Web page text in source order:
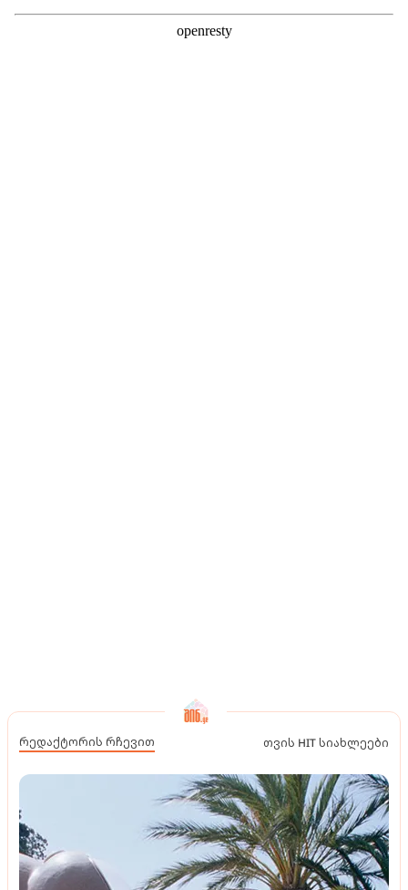
რედაქტორის რჩევით თვის HIT სიახლეები